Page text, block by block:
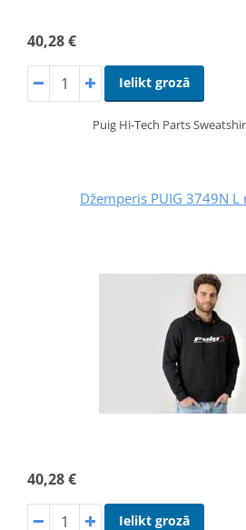
40,28 €
Ielikt grozā
Puig Hi-Tech Parts
Džemperis PUIG 3749N
40,28 €
Ielikt grozā